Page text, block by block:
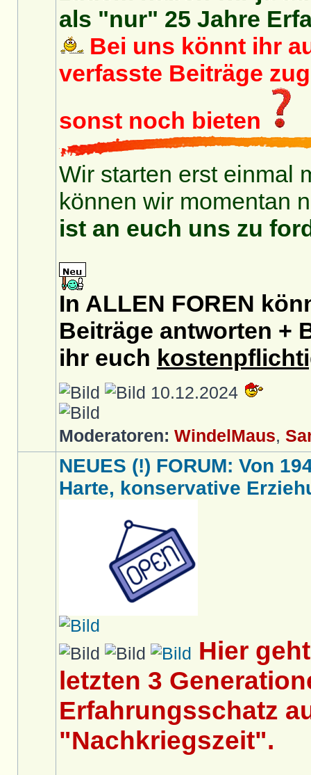
als "nur" 25 Jahre
Bei uns könnt ihr
verfasste Beiträge
sonst noch bieten
Wir starten erst einmal
können wir momentan
ist an euch uns zu
In ALLEN FOREN
Beiträge antworten +
ihr euch
10.12.2024
Moderatoren: WindelMaus,
NEUES (!) FORUM: Von
Harte, konservative
Hier
letzten 3
Erfahrungsschatz
"Nachkriegszeit".